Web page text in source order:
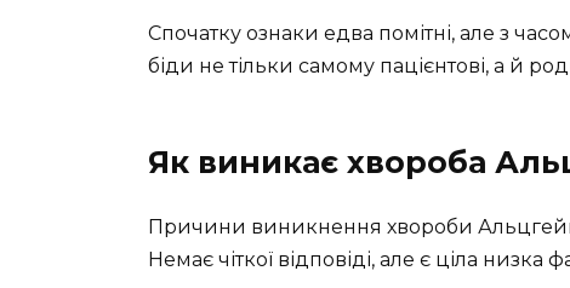
Спочатку ознаки едва помітні, але з
біди не тільки самому пацієнтові, а й
Як виникає хвороба
Причини виникнення хвороби
Немає чіткої відповіді, але є ціла